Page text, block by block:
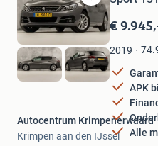
Bewaren
in
Mijn
Favorieten
€
2019
APK
Alle
Autocentrum Krimpenerwaard
Krimpen aan den IJssel